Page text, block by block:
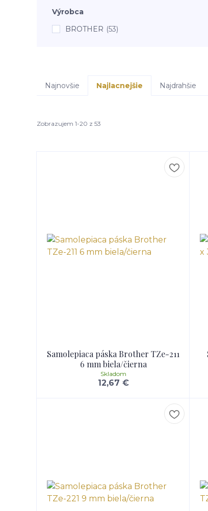
Výrobca
BROTHER (53)
Najnovšie Najlacnejšie Najdrahšie
Zobrazujem 1-20 z 53
Samolepiaca páska Brother TZe-211
6 mm biela/čierna
12,67 €
Skladom